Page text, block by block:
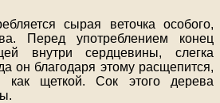
сырая веточка особого,
Перед употреблением конец
внутри сердцевины, слегка
он благодаря этому расщепится,
щеткой. Сок этого дерева